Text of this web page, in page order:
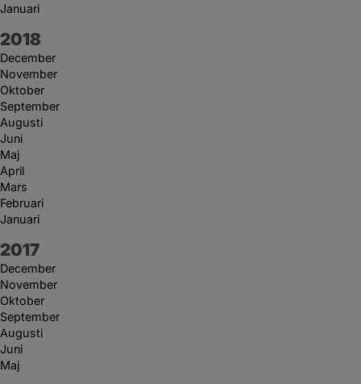
Januari
År:
2018
December
November
Oktober
September
Augusti
Juni
Maj
April
Mars
Februari
Januari
År:
2017
December
November
Oktober
September
Augusti
Juni
Maj